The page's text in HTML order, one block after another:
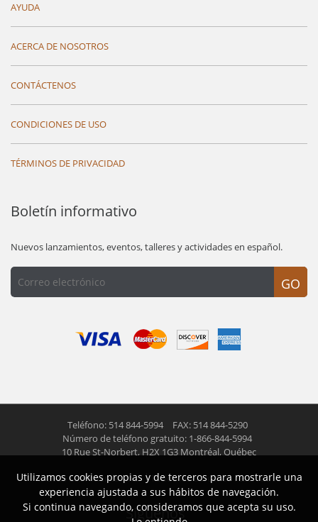
AYUDA
ACERCA DE NOSOTROS
CONTÁCTENOS
CONDICIONES DE USO
TÉRMINOS DE PRIVACIDAD
Boletín informativo
Nuevos lanzamientos, eventos, talleres y actividades en español.
GO
Teléfono: 514 844-5994
FAX: 514 844-5290
Número de teléfono gratuito: 1-866-844-5994
10 Rue St-Norbert, H2X 1G3 Montréal, Québec
© 2026 Las Americas inc. Todos los derechos reservados
Siguenos
Utilizamos cookies propias y de terceros para mostrarle una
experiencia ajustada a sus hábitos de navegación.
Si continua navegando, consideramos que acepta su uso.